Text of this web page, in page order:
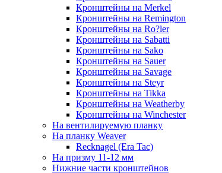
Кронштейны на Merkel
Кронштейны на Remington
Кронштейны на Ro?ler
Кронштейны на Sabatti
Кронштейны на Sako
Кронштейны на Sauer
Кронштейны на Savage
Кронштейны на Steyr
Кронштейны на Tikka
Кронштейны на Weatherby
Кронштейны на Winchester
На вентилируемую планку
На планку Weaver
Recknagel (Era Tac)
На призму 11-12 мм
Нижние части кронштейнов